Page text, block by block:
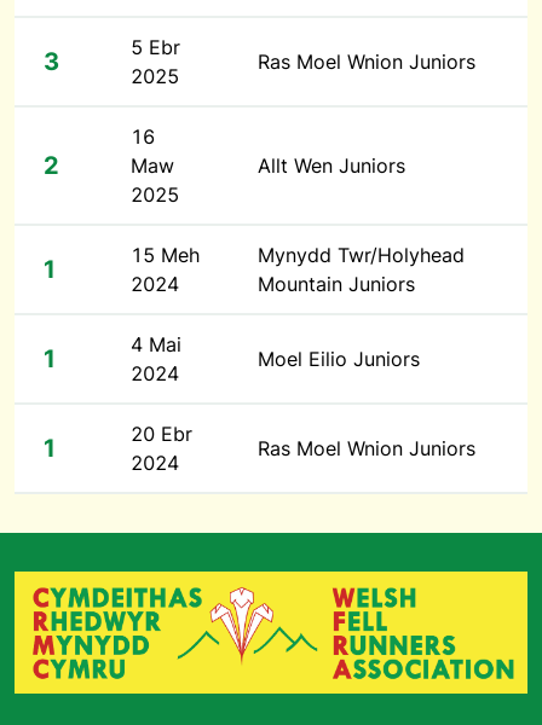
3
5 Ebr
2025
Ras Moel Wnion Juniors
2
16
Maw
2025
Allt Wen Juniors
1
15 Meh
2024
Mynydd Twr/Holyhead
Mountain Juniors
1
4 Mai
2024
Moel Eilio Juniors
1
20 Ebr
2024
Ras Moel Wnion Juniors